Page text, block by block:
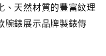
、天然材質的豐富紋理
腕錶展示品牌製錶傳